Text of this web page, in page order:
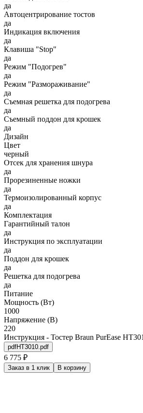
да
Автоцентрирование тостов
да
Индикация включения
да
Клавиша "Stop"
да
Режим "Подогрев"
да
Режим "Размораживание"
да
Съемная решетка для подогрева
да
Съемный поддон для крошек
да
Дизайн
Цвет
черный
Отсек для хранения шнура
да
Прорезиненные ножки
да
Термоизолированный корпус
да
Комплектация
Гарантийный талон
да
Инструкция по эксплуатации
да
Поддон для крошек
да
Решетка для подогрева
да
Питание
Мощность (Вт)
1000
Напряжение (В)
220
Инструкция - Тостер Braun PurEase
pdfHT3010.pdf
6 775 ₽
Заказ в 1 клик В корзину